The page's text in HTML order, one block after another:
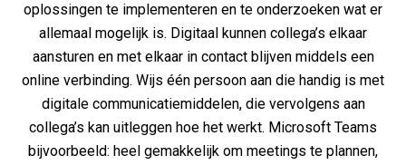
oplossingen te implementeren en te onderzoeken wat er
allemaal mogelijk is. Digitaal kunnen collega’s elkaar
aansturen en met elkaar in contact blijven middels een
online verbinding. Wijs één persoon aan die handig is met
digitale communicatiemiddelen, die vervolgens aan
collega’s kan uitleggen hoe het werkt. Microsoft Teams
bijvoorbeeld: heel gemakkelijk om meetings te plannen,